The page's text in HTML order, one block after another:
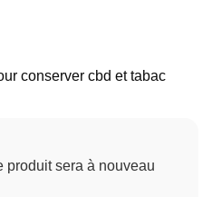
conserver cbd et tabac
produit sera à nouveau